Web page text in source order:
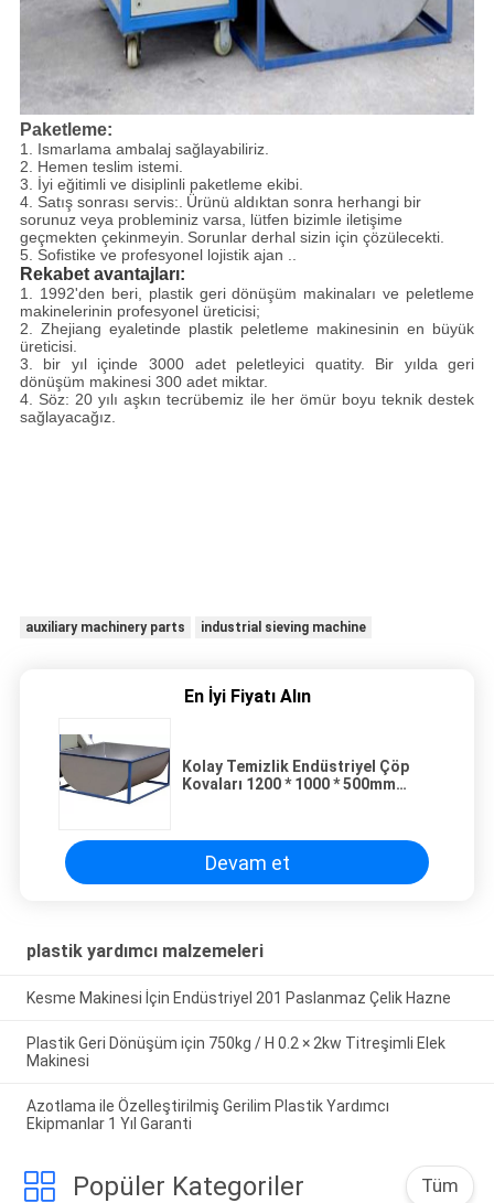
Paketleme:
1. Ismarlama ambalaj sağlayabiliriz.
2. Hemen teslim istemi.
3. İyi eğitimli ve disiplinli paketleme ekibi.
4. Satış sonrası servis:. Ürünü aldıktan sonra herhangi bir
sorunuz veya probleminiz varsa, lütfen bizimle iletişime
geçmekten çekinmeyin. Sorunlar derhal sizin için çözülecekti.
5. Sofistike ve profesyonel lojistik ajan ..
Rekabet avantajları:
1. 1992'den beri, plastik geri dönüşüm makinaları ve peletleme
makinelerinin profesyonel üreticisi;
2. Zhejiang eyaletinde plastik peletleme makinesinin en büyük
üreticisi.
3. bir yıl içinde 3000 adet peletleyici quatity. Bir yılda geri
dönüşüm makinesi 300 adet miktar.
4. Söz: 20 yılı aşkın tecrübemiz ile her ömür boyu teknik destek
sağlayacağız.
auxiliary machinery parts industrial sieving machine
En İyi Fiyatı Alın
Kolay Temizlik Endüstriyel Çöp
Kovaları 1200 * 1000 * 500mm
Devam et
plastik yardımcı malzemeleri
Kesme Makinesi İçin Endüstriyel 201 Paslanmaz Çelik Hazne
Plastik Geri Dönüşüm için 750kg / H 0.2 × 2kw Titreşimli Elek
Makinesi
Azotlama ile Özelleştirilmiş Gerilim Plastik Yardımcı
Ekipmanlar 1 Yıl Garanti
Popüler Kategoriler Tüm